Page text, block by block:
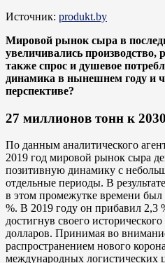
Источник: produkt.by
Мировой рынок сыра в
увеличивались производство,
также спрос и душевое
динамика в нынешнем году и
перспективе?
27 миллионов тонн к
По данным аналитического
2019 год мировой рынок сыра
позитивную динамику с
отдельные периоды. В
в этом промежутке времени был
%. В 2019 году он прибавил 2,3
достигнув своего
долларов. Принимая во
распространением нового
международных логистических